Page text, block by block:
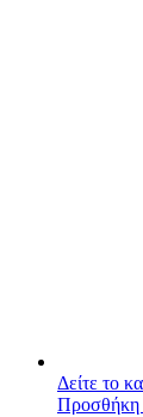
Δείτε το
Προσθήκη